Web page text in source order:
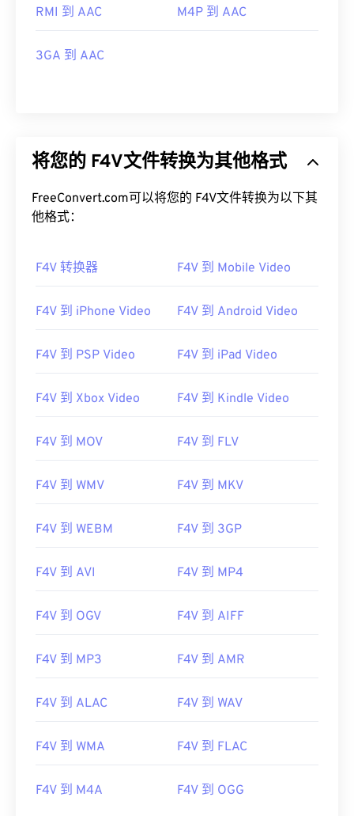
RMI 到 AAC M4P 到 AAC
3GA 到 AAC
将您的 F4V文件转换为其他格式
FreeConvert.com可以将您的 F4V文件转换为以下其
他格式：
F4V 转换器 F4V 到 Mobile Video
F4V 到 iPhone Video F4V 到 Android Video
F4V 到 PSP Video F4V 到 iPad Video
F4V 到 Xbox Video F4V 到 Kindle Video
F4V 到 MOV F4V 到 FLV
F4V 到 WMV F4V 到 MKV
F4V 到 WEBM F4V 到 3GP
F4V 到 AVI F4V 到 MP4
F4V 到 OGV F4V 到 AIFF
F4V 到 MP3 F4V 到 AMR
F4V 到 ALAC F4V 到 WAV
F4V 到 WMA F4V 到 FLAC
F4V 到 M4A F4V 到 OGG